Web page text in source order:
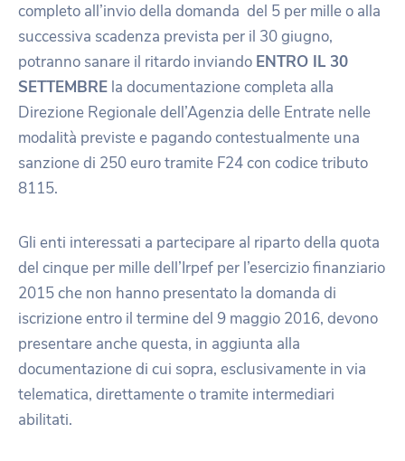
completo all’invio della domanda del 5 per mille o alla
successiva scadenza prevista per il 30 giugno,
potranno sanare il ritardo inviando ENTRO IL 30
SETTEMBRE la documentazione completa alla
Direzione Regionale dell’Agenzia delle Entrate nelle
modalità previste e pagando contestualmente una
sanzione di 250 euro tramite F24 con codice tributo
8115.
Gli enti interessati a partecipare al riparto della quota
del cinque per mille dell’Irpef per l’esercizio finanziario
2015 che non hanno presentato la domanda di
iscrizione entro il termine del 9 maggio 2016, devono
presentare anche questa, in aggiunta alla
documentazione di cui sopra, esclusivamente in via
telematica, direttamente o tramite intermediari
abilitati.